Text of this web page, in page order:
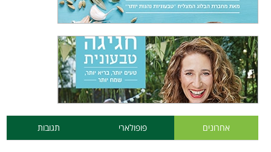
אחרונים פופולארי תגובות